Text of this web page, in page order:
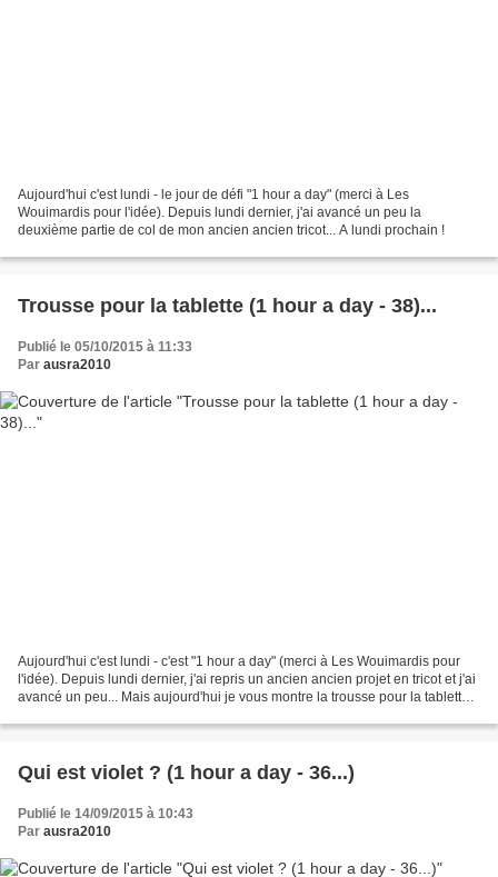
Aujourd'hui c'est lundi - le jour de défi "1 hour a day" (merci à Les
Wouimardis pour l'idée). Depuis lundi dernier, j'ai avancé un peu la
deuxième partie de col de mon ancien ancien tricot... A lundi prochain !
Trousse pour la tablette (1 hour a day - 38)...
Publié le 05/10/2015 à 11:33
Par ausra2010
Aujourd'hui c'est lundi - c'est "1 hour a day" (merci à Les Wouimardis pour
l'idée). Depuis lundi dernier, j'ai repris un ancien ancien projet en tricot et j'ai
avancé un peu... Mais aujourd'hui je vous montre la trousse pour la tablette
Qui est violet ? (1 hour a day - 36...)
Publié le 14/09/2015 à 10:43
Par ausra2010